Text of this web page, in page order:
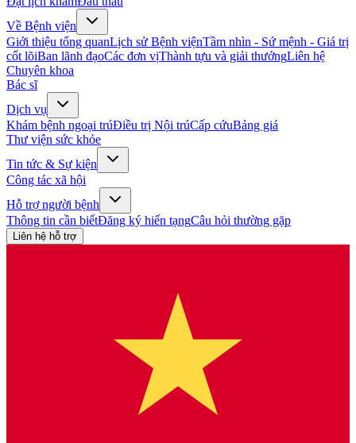
Về Bệnh viện
Giới thiệu tổng quanLịch sử Bệnh việnTầm nhìn - Sứ mệnh - Giá trị
cốt lõiBan lãnh đạoCác đơn vịThành tựu và giải thưởngLiên hệ
Chuyên khoa
Bác sĩ
Dịch vụ
Khám bệnh ngoại trúĐiều trị Nội trúCấp cứuBảng giá
Thư viện sức khỏe
Tin tức & Sự kiện
Công tác xã hội
Hỗ trợ người bệnh
Thông tin cần biếtĐăng ký hiến tạngCâu hỏi thường gặp
Liên hệ hỗ trợ